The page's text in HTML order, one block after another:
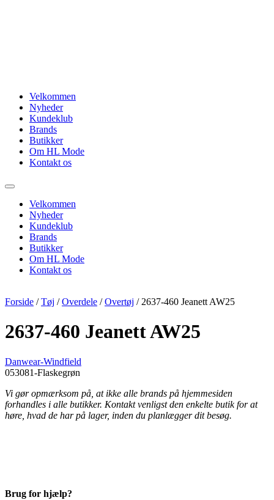
Velkommen
Nyheder
Kundeklub
Brands
Butikker
Om HL Mode
Kontakt os
Velkommen
Nyheder
Kundeklub
Brands
Butikker
Om HL Mode
Kontakt os
Forside /Tøj /Overdele /Overtøj / 2637-460 Jeanett AW25
2637-460 Jeanett AW25
Danwear-Windfield
053081-Flaskegrøn
Vi gør opmærksom på, at ikke alle brands på hjemmesiden
forhandles i alle butikker. Kontakt venligst den enkelte butik for at
høre, hvad de har på lager, inden du planlægger dit besøg.
Brug for hjælp?